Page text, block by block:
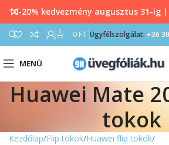
0 0 FT Ügyfélszolgálat: +36
MENÜ
Huawei Mate
tokok
Kezdőlap Flip tokok Huawei flip tokok
10-20% kedvezmény augusztus 31-ig |